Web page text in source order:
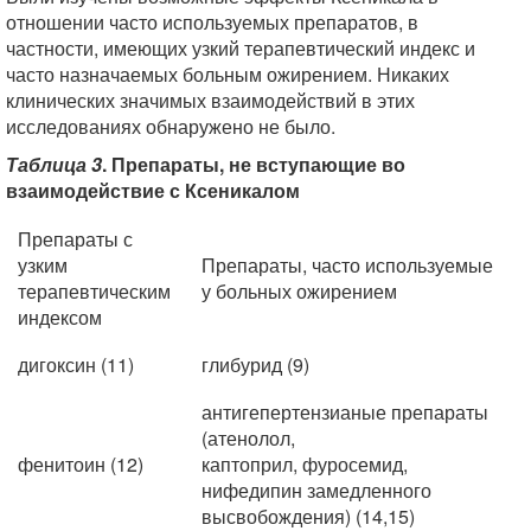
отношении часто используемых препаратов, в
частности, имеющих узкий терапевтический индекс и
часто назначаемых больным ожирением. Никаких
клинических значимых взаимодействий в этих
исследованиях обнаружено не было.
Таблица 3. Препараты, не вступающие во
взаимодействие с Ксеникалом
Препараты с
узким
терапевтическим
индексом
Препараты, часто используемые
у больных ожирением
дигоксин (11) глибурид (9)
фенитоин (12)
антигепертензианые препараты
(атенолол,
каптоприл, фуросемид,
нифедипин замедленного
высвобождения) (14,15)